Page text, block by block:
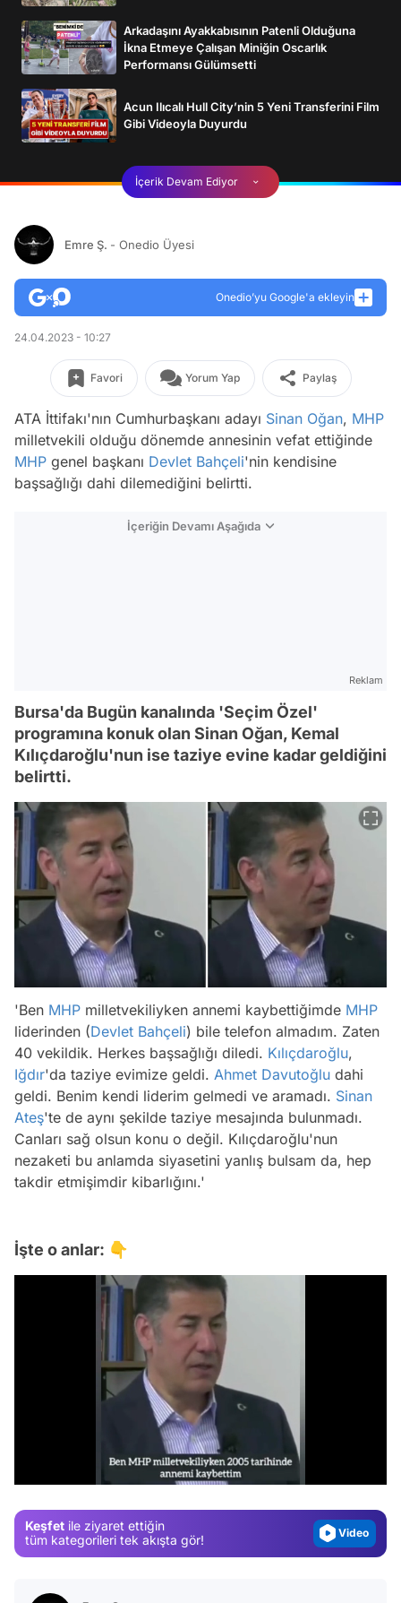
Arkadaşını Ayakkabısının Patenli Olduğuna
İkna Etmeye Çalışan Miniğin Oscarlık
Performansı Gülümsetti
Acun Ilıcalı Hull City’nin 5 Yeni Transferini Film
Gibi Videoyla Duyurdu
İçerik Devam Ediyor
Emre Ş. - Onedio Üyesi
Onedio’yu Google'a ekleyin
24.04.2023 - 10:27
Favori Yorum Yap Paylaş
ATA İttifakı'nın Cumhurbaşkanı adayı Sinan Oğan, MHP
milletvekili olduğu dönemde annesinin vefat ettiğinde
MHP genel başkanı Devlet Bahçeli'nin kendisine
başsağlığı dahi dilemediğini belirtti.
İçeriğin Devamı Aşağıda
Reklam
Bursa'da Bugün kanalında 'Seçim Özel'
programına konuk olan Sinan Oğan, Kemal
Kılıçdaroğlu'nun ise taziye evine kadar geldiğini
belirtti.
'Ben MHP milletvekiliyken annemi kaybettiğimde MHP
liderinden (Devlet Bahçeli) bile telefon almadım. Zaten
40 vekildik. Herkes başsağlığı diledi. Kılıçdaroğlu,
Iğdır'da taziye evimize geldi. Ahmet Davutoğlu dahi
geldi. Benim kendi liderim gelmedi ve aramadı. Sinan
Ateş'te de aynı şekilde taziye mesajında bulunmadı.
Canları sağ olsun konu o değil. Kılıçdaroğlu'nun
nezaketi bu anlamda siyasetini yanlış bulsam da, hep
takdir etmişimdir kibarlığını.'
İşte o anlar: 👇
Keşfet ile ziyaret ettiğin
tüm kategorileri tek akışta gör!
Video